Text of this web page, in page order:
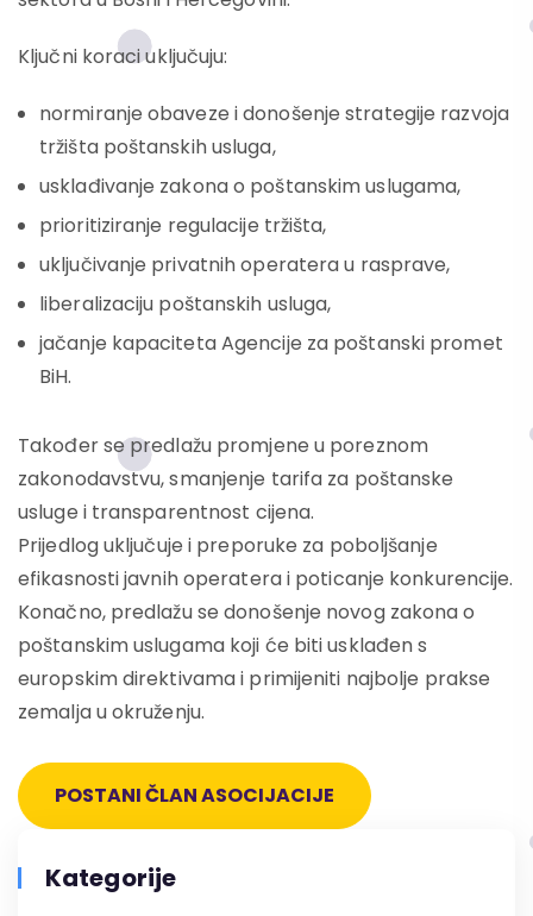
Ključni koraci uključuju:
normiranje obaveze i donošenje strategije razvoja
tržišta poštanskih usluga,
usklađivanje zakona o poštanskim uslugama,
prioritiziranje regulacije tržišta,
uključivanje privatnih operatera u rasprave,
liberalizaciju poštanskih usluga,
jačanje kapaciteta Agencije za poštanski promet
BiH.
Također se predlažu promjene u poreznom
zakonodavstvu, smanjenje tarifa za poštanske
usluge i transparentnost cijena.
Prijedlog uključuje i preporuke za poboljšanje
efikasnosti javnih operatera i poticanje konkurencije.
Konačno, predlažu se donošenje novog zakona o
poštanskim uslugama koji će biti usklađen s
europskim direktivama i primijeniti najbolje prakse
zemalja u okruženju.
POSTANI ČLAN ASOCIJACIJE
Kategorije